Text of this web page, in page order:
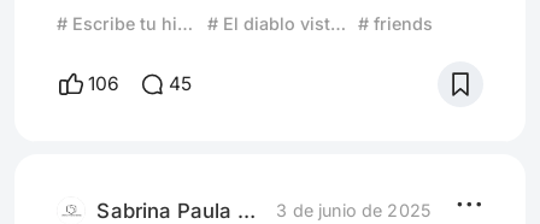
todo desequilibrio vuelva a un estado
espectador. El final feliz no es más que el
alivio emocional que se le regala a quien ha
La segunda aclaración
# Escribe tu historia: ¿Qué viene después del final feliz? # El diablo viste a la moda # friends
106 45
Sabrina Paula De Vincenzo 3 de junio de 2025